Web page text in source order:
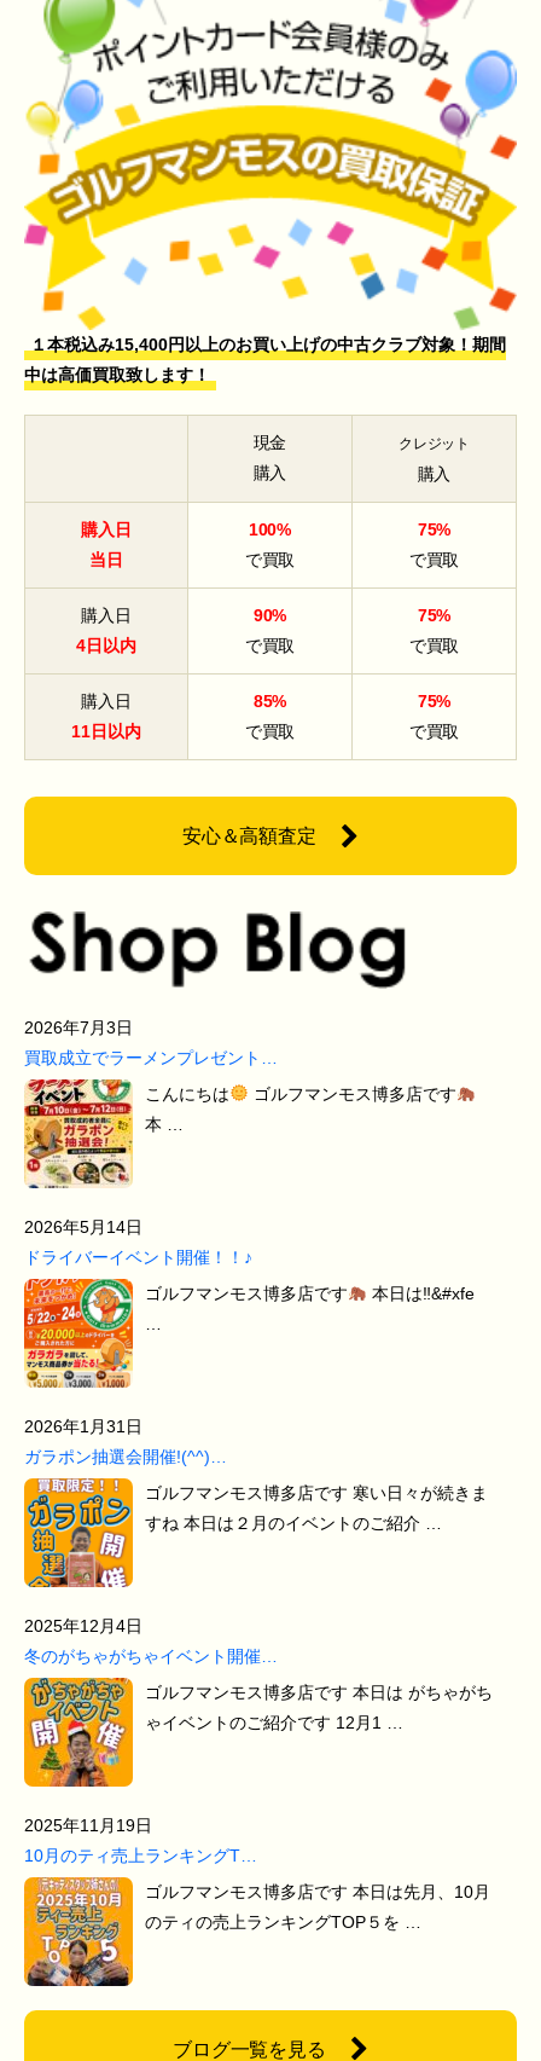
１本税込み15,400円以上のお買い上げの中古クラブ対象！期間
中は高価買取致します！
現金
購入
クレジット
購入
購入日
当日
100%
で買取
75%
で買取
購入日
4日以内
90%
で買取
75%
で買取
購入日
11日以内
85%
で買取
75%
で買取
安心＆高額査定
2026年7月3日
買取成立でラーメンプレゼント…
こんにちは
ゴルフマンモス博多店です
本 …
2026年5月14日
ドライバーイベント開催！！♪
ゴルフマンモス博多店です
本日は‼&#xfe
2026年1月31日
ガラポン抽選会開催!(^^)…
ゴルフマンモス博多店です 寒い日々が続きま
すね 本日は２月のイベントのご紹介 …
2025年12月4日
冬のがちゃがちゃイベント開催…
ゴルフマンモス博多店です 本日は がちゃがち
ゃイベントのご紹介です 12月1 …
2025年11月19日
10月のティ売上ランキングT…
ゴルフマンモス博多店です 本日は先月、10月
のティの売上ランキングTOP５を …
ブログ一覧を見る